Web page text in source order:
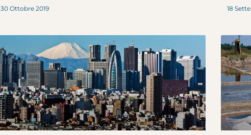
30 Ottobre 2019 18